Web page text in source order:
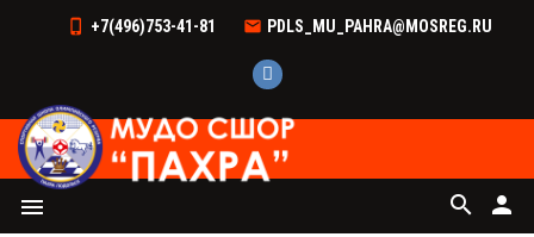
+7(496)753-41-81 PDLS_MU_PAHRA@MOSREG.RU
menu person
search